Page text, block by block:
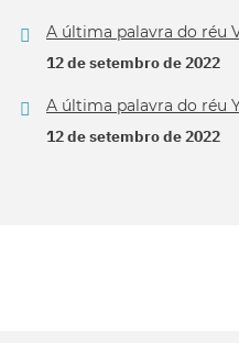
A última palavra do réu
12 de setembro de 2022
A última palavra do réu
12 de setembro de 2022